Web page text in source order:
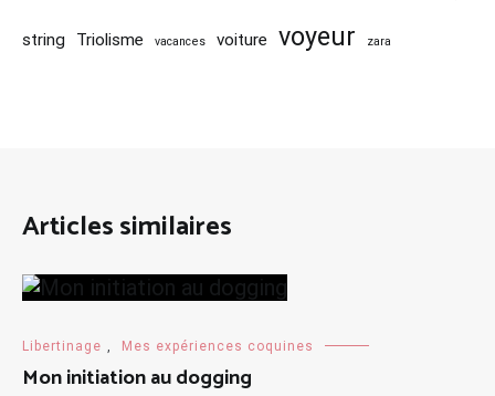
string Triolisme vacances voiture voyeur zara
Articles similaires
Libertinage Mes expériences coquines
Mon initiation au dogging